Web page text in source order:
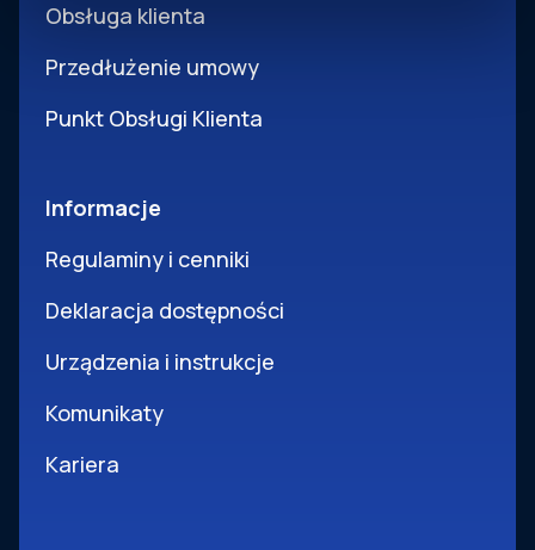
Obsługa klienta
Przedłużenie umowy
Punkt Obsługi Klienta
Informacje
Regulaminy i cenniki
Deklaracja dostępności
Urządzenia i instrukcje
Komunikaty
Kariera